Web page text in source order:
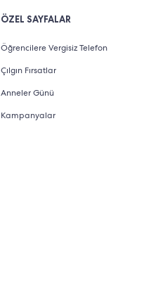
ÖZEL SAYFALAR
Öğrencilere Vergisiz Telefon
Çılgın Fırsatlar
Anneler Günü
Kampanyalar